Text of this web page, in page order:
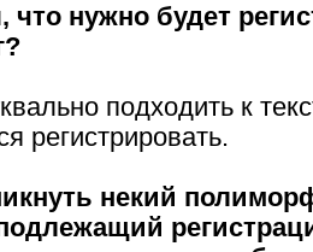
что нужно будет
подходить к
регистрировать.
некий